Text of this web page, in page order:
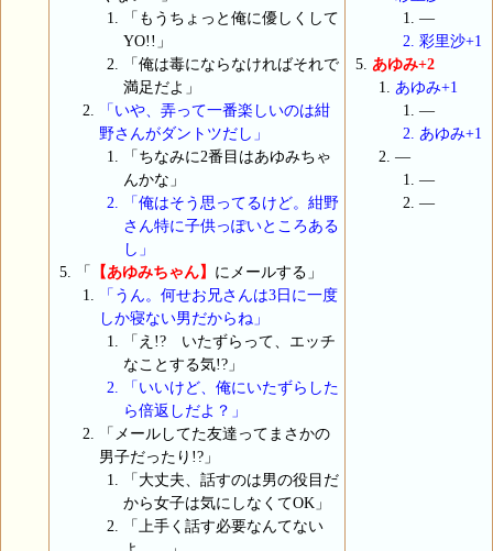
「もうちょっと俺に優しくして
YO!!」
「俺は毒にならなければそれで
満足だよ」
「いや、弄って一番楽しいのは紺
野さんがダントツだし」
「ちなみに2番目はあゆみちゃ
んかな」
「俺はそう思ってるけど。紺野
さん特に子供っぽいところある
し」
「 【あゆみちゃん】 にメールする」
「うん。何せお兄さんは3日に一度
しか寝ない男だからね」
「え!? いたずらって、エッチ
なことする気!?」
「いいけど、俺にいたずらした
ら倍返しだよ？」
「メールしてた友達ってまさかの
男子だったり!?」
「大丈夫、話すのは男の役目だ
から女子は気にしなくてOK」
「上手く話す必要なんてない
―
彩里沙+1
あゆみ+2
あゆみ+1
―
あゆみ+1
―
―
―